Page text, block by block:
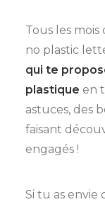
Tous les
no plastic
qui te
plastique en
astuces, des
faisant
engagés !
Si tu as